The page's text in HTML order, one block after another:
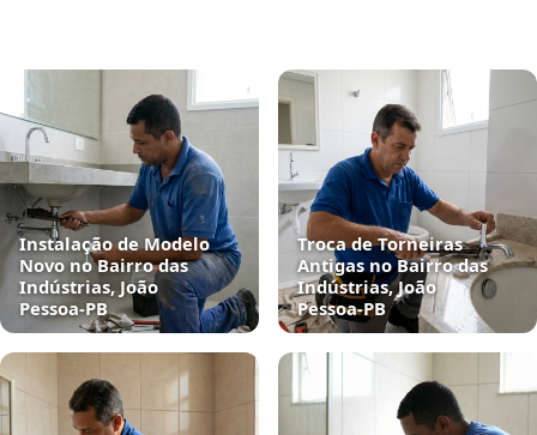
Instalação de Modelo
Novo no Bairro das
Indústrias, João
Pessoa‑PB
Troca de Torneiras
Antigas no Bairro das
Indústrias, João
Pessoa‑PB